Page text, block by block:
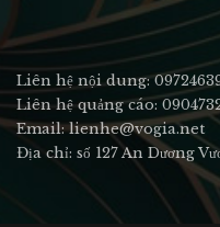
Liên hệ nội dung:
Liên hệ quảng cáo:
Email: lienhe@vogia.net
Địa chỉ: số 127 An Dương